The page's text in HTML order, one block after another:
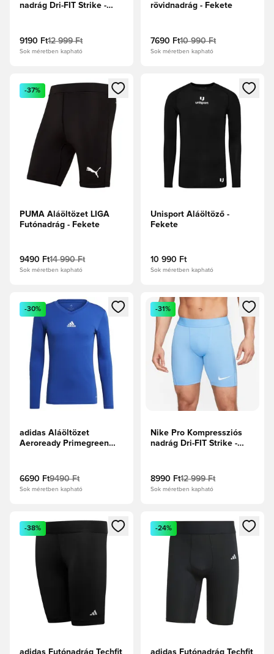
nadrág Dri-FIT Strike -
9190 Ft12 999 Ft
Sok méretben kapható
rövidnadrág - Fekete
7690 Ft10 990 Ft
Sok méretben kapható
Megnyit egy modált a bejelentkezéshez vagy a tagként
-37%
PUMA Aláöltözet LIGA
Futónadrág - Fekete
9490 Ft14 990 Ft
Sok méretben kapható
Megnyit egy modált a
Unisport Aláöltöző -
Fekete
10 990 Ft
Sok méretben kapható
Megnyit egy modált a bejelentkezéshez vagy a tagként
-30%
adidas Aláöltözet
Aeroready Primegreen
6690 Ft9490 Ft
Sok méretben kapható
Megnyit egy modált a
-31%
Nike Pro Kompressziós
nadrág Dri-FIT Strike -
8990 Ft12 999 Ft
Sok méretben kapható
Megnyit egy modált a bejelentkezéshez vagy a tagként
-38%
adidas Futónadrág Techfit
Megnyit egy modált a
-24%
adidas Futónadrág Techfit